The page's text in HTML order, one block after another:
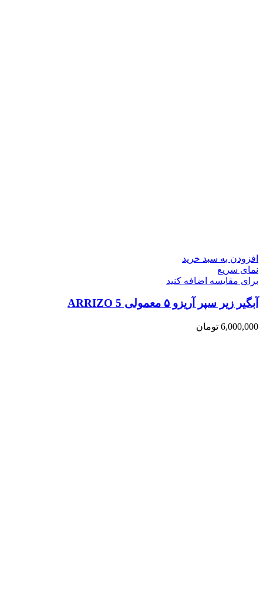
افزودن به سبد خرید
نمای سریع
برای مقایسه اضافه کنید
آبگیر زیر سپر آریزو ۵ معمولی ARRIZO 5
6,000,000 تومان